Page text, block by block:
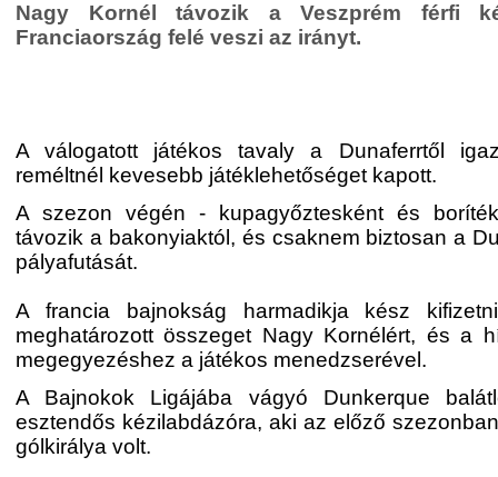
Nagy Kornél távozik a Veszprém férfi
Franciaország felé veszi az irányt.
A válogatott játékos tavaly a Dunaferrtől
reméltnél kevesebb játéklehetőséget kapott.
A szezon végén - kupagyőztesként és
távozik a bakonyiaktól, és csaknem biztosan a
pályafutását.
A francia bajnokság harmadikja kész
meghatározott összeget Nagy Kornélért, és a
megegyezéshez a játékos menedzserével.
A Bajnokok Ligájába vágyó Dunkerque
esztendős kézilabdázóra, aki az előző
gólkirálya volt.